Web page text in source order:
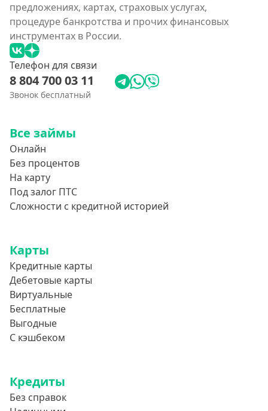
предложениях, картах, страховых услугах,
процедуре банкротства и прочих финансовых
инструментах в России.
Телефон для связи
8 804 700 03 11
Звонок бесплатный
Все займы
Онлайн
Без процентов
На карту
Под залог ПТС
Сложности с кредитной историей
Карты
Кредитные карты
Дебетовые карты
Виртуальные
Бесплатные
Выгодные
С кэшбеком
Кредиты
Без справок